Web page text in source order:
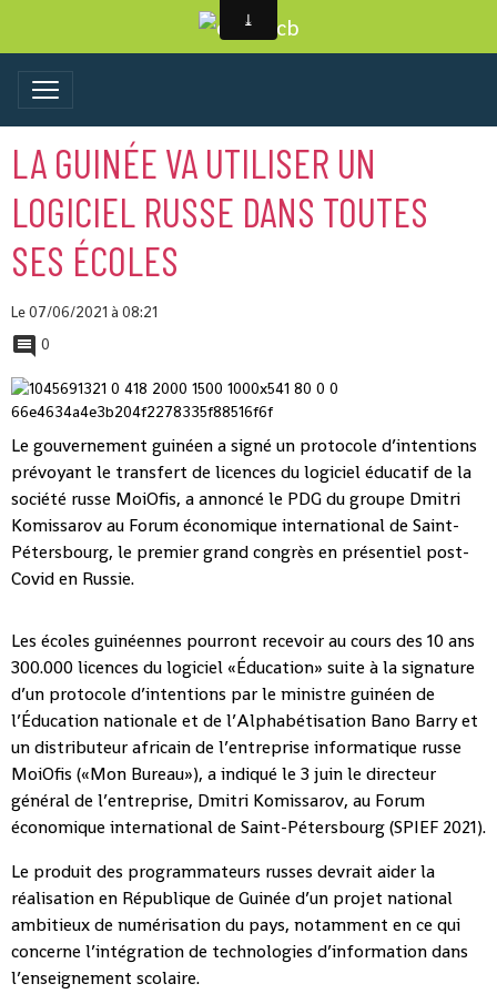
LA GUINÉE VA UTILISER UN
LOGICIEL RUSSE DANS TOUTES
SES ÉCOLES
Le 07/06/2021 à 08:21
0
Le gouvernement guinéen a signé un protocole d’intentions
prévoyant le transfert de licences du logiciel éducatif de la
société russe MoiOfis, a annoncé le PDG du groupe Dmitri
Komissarov au Forum économique international de Saint-
Pétersbourg, le premier grand congrès en présentiel post-
Covid en Russie.
Les écoles guinéennes pourront recevoir au cours des 10 ans
300.000 licences du logiciel «Éducation» suite à la signature
d’un protocole d’intentions par le ministre guinéen de
l’Éducation nationale et de l’Alphabétisation Bano Barry et
un distributeur africain de l’entreprise informatique russe
MoiOfis («Mon Bureau»), a indiqué le 3 juin le directeur
général de l’entreprise, Dmitri Komissarov, au Forum
économique international de Saint-Pétersbourg (SPIEF 2021).
Le produit des programmateurs russes devrait aider la
réalisation en République de Guinée d’un projet national
ambitieux de numérisation du pays, notamment en ce qui
concerne l’intégration de technologies d’information dans
l’enseignement scolaire.